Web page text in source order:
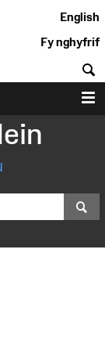
English
Fy nghyfrif